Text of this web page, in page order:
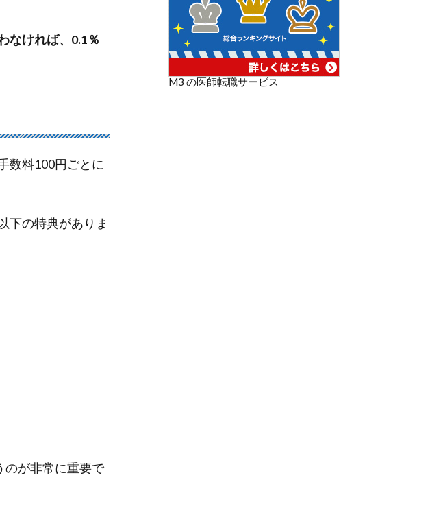
なければ、0.1％
数料100円ごとに
下の特典がありま
のが非常に重要で
M3 の医師転職サービス